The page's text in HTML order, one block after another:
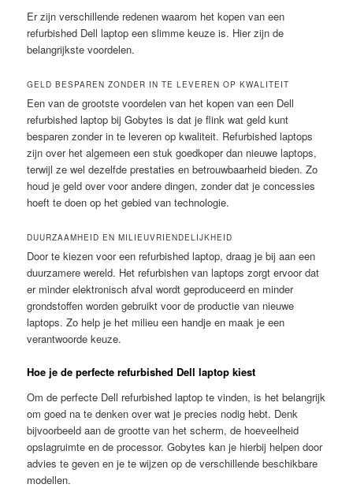
Er zijn verschillende redenen waarom het kopen van een
refurbished Dell laptop een slimme keuze is. Hier zijn de
belangrijkste voordelen.
GELD BESPAREN ZONDER IN TE LEVEREN OP KWALITEIT
Een van de grootste voordelen van het kopen van een Dell
refurbished laptop bij Gobytes is dat je flink wat geld kunt
besparen zonder in te leveren op kwaliteit. Refurbished laptops
zijn over het algemeen een stuk goedkoper dan nieuwe laptops,
terwijl ze wel dezelfde prestaties en betrouwbaarheid bieden. Zo
houd je geld over voor andere dingen, zonder dat je concessies
hoeft te doen op het gebied van technologie.
DUURZAAMHEID EN MILIEUVRIENDELIJKHEID
Door te kiezen voor een refurbished laptop, draag je bij aan een
duurzamere wereld. Het refurbishen van laptops zorgt ervoor dat
er minder elektronisch afval wordt geproduceerd en minder
grondstoffen worden gebruikt voor de productie van nieuwe
laptops. Zo help je het milieu een handje en maak je een
verantwoorde keuze.
Hoe je de perfecte refurbished Dell laptop kiest
Om de perfecte Dell refurbished laptop te vinden, is het belangrijk
om goed na te denken over wat je precies nodig hebt. Denk
bijvoorbeeld aan de grootte van het scherm, de hoeveelheid
opslagruimte en de processor. Gobytes kan je hierbij helpen door
advies te geven en je te wijzen op de verschillende beschikbare
modellen.